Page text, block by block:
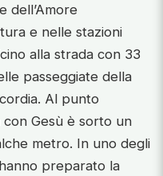
dell’Amore
e nelle stazioni
alla strada con 33
passeggiate della
Al punto
con Gesù è sorto un
metro. In uno degli
preparato la